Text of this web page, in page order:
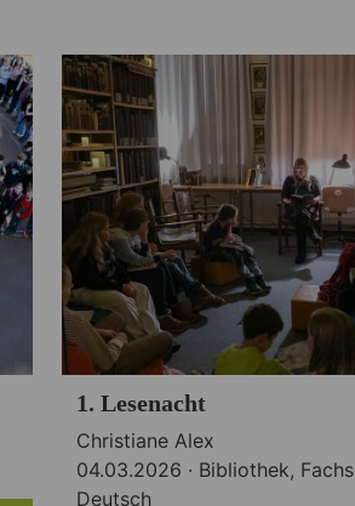
1. Lesenacht
Christiane Alex
04.03.2026 · Bibliothek,
Deutsch